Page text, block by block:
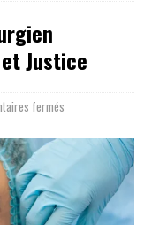
Justice
fermés